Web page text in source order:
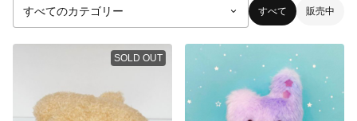
すべて 販売中
SOLD OUT